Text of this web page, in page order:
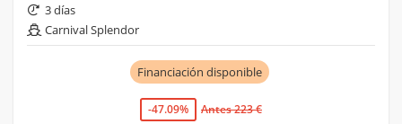
3 días
Carnival Splendor
Financiación disponible
-47.09%
Antes 223 €